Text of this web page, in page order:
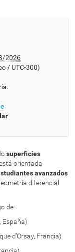
2026
/ UTC-300)
superficies
orientada
avanzados
diferencial
de:
España)
d’Orsay, Francia)